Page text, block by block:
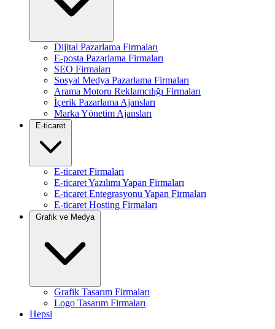
Dijital Pazarlama Firmaları
E-posta Pazarlama Firmaları
SEO Firmaları
Sosyal Medya Pazarlama Firmaları
Arama Motoru Reklamcılığı Firmaları
İçerik Pazarlama Ajansları
Marka Yönetim Ajansları
E-ticaret
E-ticaret Firmaları
E-ticaret Yazılımı Yapan Firmaları
E-ticaret Entegrasyonu Yapan Firmaları
E-ticaret Hosting Firmaları
Grafik ve Medya
Grafik Tasarım Firmaları
Logo Tasarım Firmaları
Hepsi